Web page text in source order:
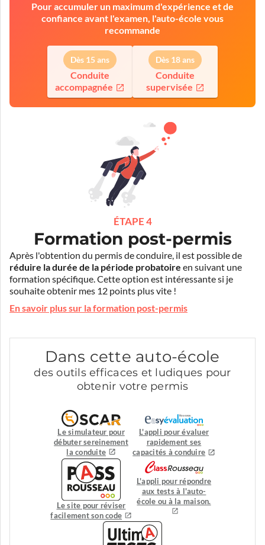
Pour accumuler un maximum d'expérience et de
confiance avant l'examen, l'auto-école vous
recommande
Dès 15 ans
Conduite
accompagnée
Dès 18 ans
Conduite
supervisée
ÉTAPE 4
Formation post-permis
Après l'obtention du permis de conduire, il est possible de
réduire la durée de la période probatoire en suivant une
formation spécifique. Cette option est intéressante si je
souhaite obtenir mes 12 points plus vite !
En savoir plus sur la formation post-permis
Dans cette auto-école
des outils efficaces et ludiques pour
obtenir votre permis
Le simulateur pour
débuter sereinement
la conduite
L'appli pour évaluer
rapidement ses
capacités à conduire
Le site pour réviser
facilement son code
L'appli pour répondre
aux tests à l'auto-
école ou à la maison.